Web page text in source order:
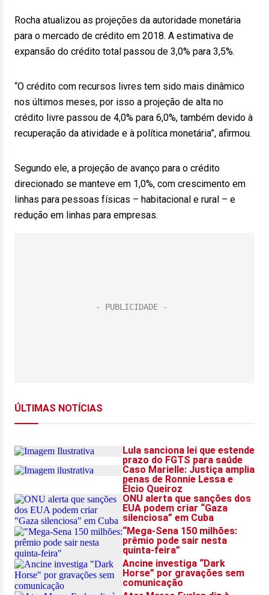
Rocha atualizou as projeções da autoridade monetária
para o mercado de crédito em 2018. A estimativa de
expansão do crédito total passou de 3,0% para 3,5%.
“O crédito com recursos livres tem sido mais dinâmico
nos últimos meses, por isso a projeção de alta no
crédito livre passou de 4,0% para 6,0%, também devido à
recuperação da atividade e à política monetária”, afirmou.
Segundo ele, a projeção de avanço para o crédito
direcionado se manteve em 1,0%, com crescimento em
linhas para pessoas físicas – habitacional e rural – e
redução em linhas para empresas.